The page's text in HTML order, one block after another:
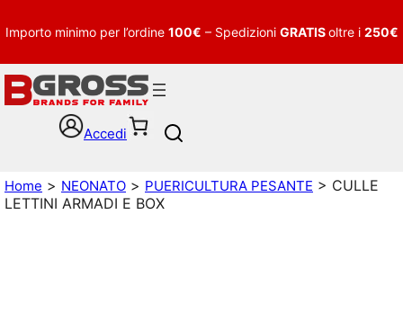
Importo minimo per l’ordine 100€ – Spedizioni GRATISoltre i 250€
Accedi
a
r
Home > NEONATO > PUERICULTURA PESANTE > CULLE
LETTINI ARMADI E BOX